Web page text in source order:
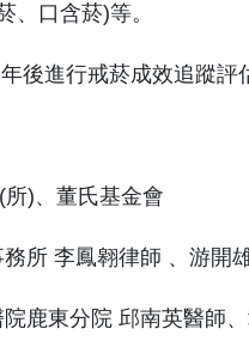
、口含菸)等。
後進行戒菸成效追蹤評
)、董氏基金會
所 李鳳翱律師 、游開
鹿東分院 邱南英醫師